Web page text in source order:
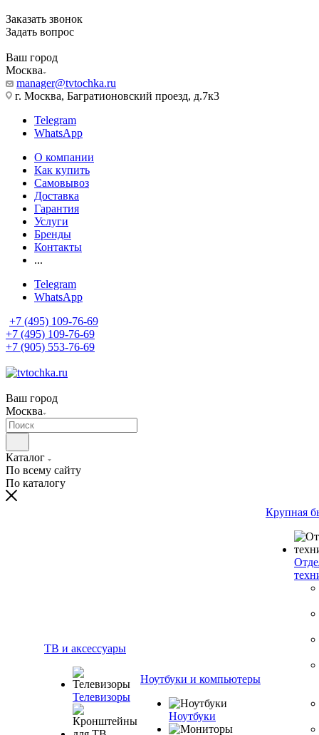
Заказать звонок
Задать вопрос
Ваш город
Москва
manager@tvtochka.ru
г. Москва, Багратионовский проезд, д.7к3
Telegram
WhatsApp
О компании
Как купить
Самовывоз
Доставка
Гарантия
Услуги
Бренды
Контакты
...
Telegram
WhatsApp
+7 (495) 109-76-69
+7 (495) 109-76-69
+7 (905) 553-76-69
Ваш город
Москва
Каталог
По всему сайту
По каталогу
ТВ и аксессуары
Телевизоры
Ноутбуки и компьютеры
Ноутбуки
Крупная